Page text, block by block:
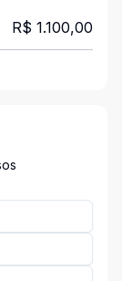
R$ 1.100,00